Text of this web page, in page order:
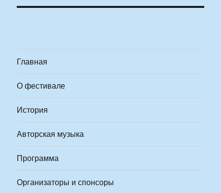
Главная
О фестивале
История
Авторская музыка
Программа
Организаторы и спонсоры